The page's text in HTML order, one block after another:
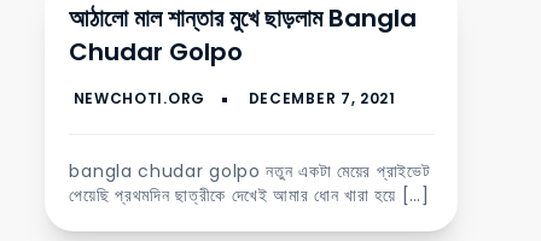
আঠালো মাল শান্তার মুখে ছাড়লাম Bangla
Chudar Golpo
bangla chudar golpo নতুন একটা মেয়ের প্রাইভেট
পেয়েছি প্রথমদিন ছাত্রীকে দেখেই আমার ধোন খারা হয়ে […]